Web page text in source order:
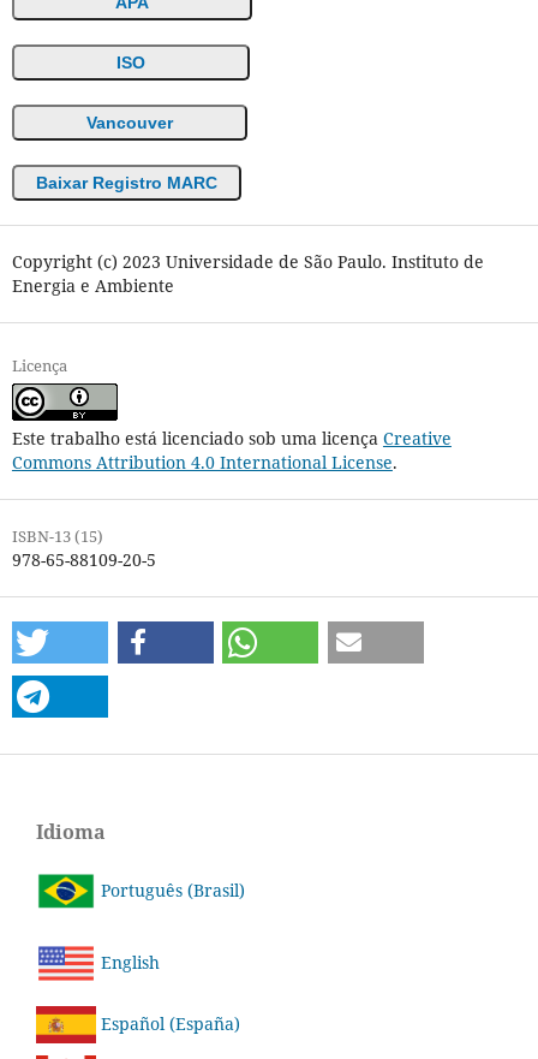
ISO
Vancouver
Baixar Registro MARC
Copyright (c) 2023 Universidade de São Paulo. Instituto de
Energia e Ambiente
Licença
Este trabalho está licenciado sob uma licença Creative
Commons Attribution 4.0 International License.
ISBN-13 (15)
978-65-88109-20-5
Idioma
Português (Brasil)
English
Español (España)